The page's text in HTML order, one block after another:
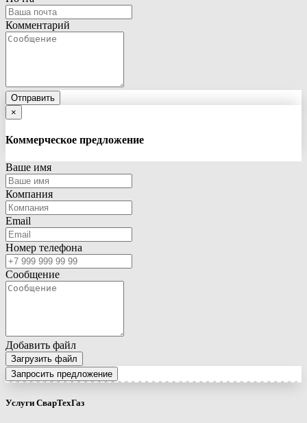
Комментарий
Отправить
×
Коммерческое предложение
Ваше имя
Компания
Email
Номер телефона
Сообщение
Добавить файл
Загрузить файл
Запросить предложение
Услуги СварТехГаз